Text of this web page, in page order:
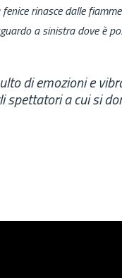
fenice rinasce dalle
a sinistra dove è
di emozioni e
spettatori a cui si